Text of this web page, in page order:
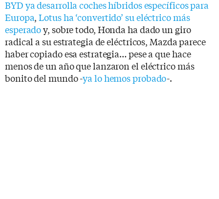
BYD ya desarrolla coches híbridos específicos para
Europa,Lotus ha ‘convertido’ su eléctrico más
esperadoy, sobre todo, Honda ha dado un giro
radical a su estrategia de eléctricos, Mazda parece
haber copiado esa estrategia… pese a que hace
menos de un año que lanzaron el eléctrico más
bonito del mundo -ya lo hemos probado-.